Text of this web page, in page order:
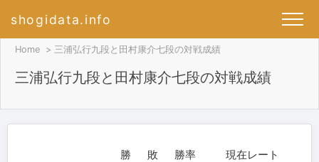
shogidata.info
Home 三浦弘行九段と田村康介七段の対戦成績
三浦弘行九段と田村康介七段の対戦成績
勝 敗 勝率 現在レート